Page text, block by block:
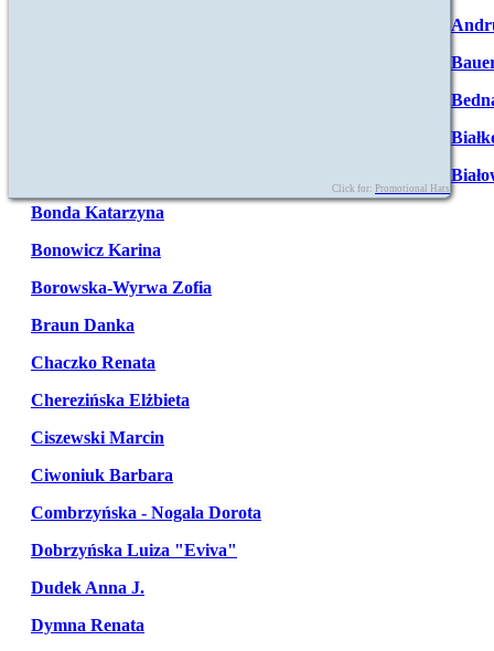
Click for: Promotional Hats
Bonda Katarzyna
Bonowicz Karina
Borowska-Wyrwa Zofia
Braun Danka
Chaczko Renata
Cherezińska Elżbieta
Ciszewski Marcin
Ciwoniuk Barbara
Combrzyńska - Nogala Dorota
Dobrzyńska Luiza "Eviva"
Dudek Anna J.
Dymna Renata